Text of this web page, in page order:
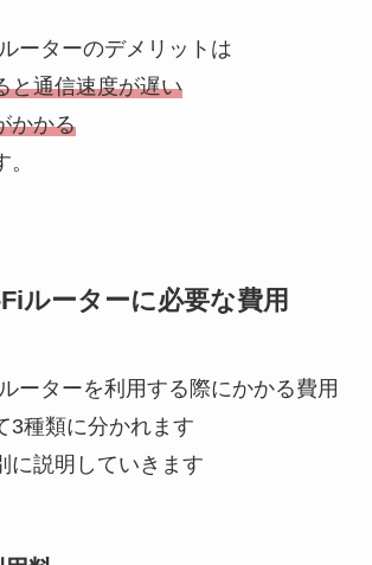
ーターのデメリットは
と通信速度が遅い
かかる
ルーターに必要な費用
ーターを利用する際にかかる費用
3種類に分かれます
に説明していきます